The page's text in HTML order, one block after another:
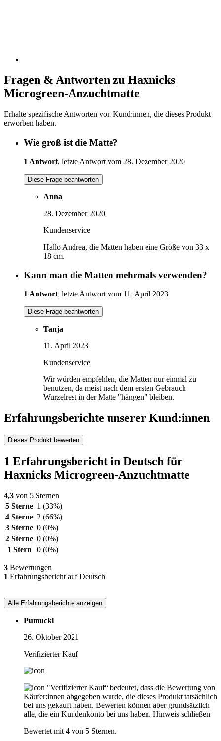
Fragen & Antworten zu Haxnicks
Microgreen-Anzuchtmatte
Erhalte spezifische Antworten von Kund:innen, die dieses Produkt
erworben haben.
Wie groß ist die Matte?
1 Antwort, letzte Antwort vom 28. Dezember 2020
Diese Frage beantworten
Anna
28. Dezember 2020
Kundenservice
Hallo Andrea, die Matten haben eine Größe von 33 x
18 cm.
Kann man die Matten mehrmals verwenden?
1 Antwort, letzte Antwort vom 11. April 2023
Diese Frage beantworten
Tanja
11. April 2023
Kundenservice
Wir würden empfehlen, die Matten nur einmal zu
benutzen, da meist nach dem ersten Gebrauch
Wurzelrest in der Matte "hängen" bleiben.
Erfahrungsberichte unserer Kund:innen
Dieses Produkt bewerten
1 Erfahrungsbericht in Deutsch für
Haxnicks Microgreen-Anzuchtmatte
4,3 von 5 Sternen
5 Sterne 1 (33%)
4 Sterne 2 (66%)
3 Sterne 0 (0%)
2 Sterne 0 (0%)
1 Stern
0 (0%)
3 Bewertungen
1 Erfahrungsbericht auf Deutsch
Alle Erfahrungsberichte anzeigen
Pumuckl
26. Oktober 2021
Verifizierter Kauf
"Verifizierter Kauf“ bedeutet, dass die Bewertung von
Käufer:innen abgegeben wurde, die dieses Produkt tatsächlich
bei uns gekauft haben. Bewerten können aber grundsätzlich
alle, die ein Kundenkonto bei uns haben. Hinweis schließen
Bewertet mit 4 von 5 Sternen.